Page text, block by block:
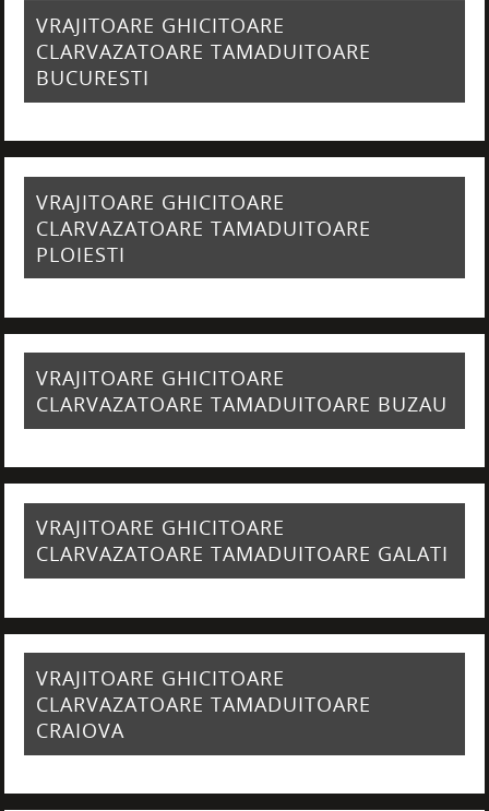
VRAJITOARE GHICITOARE
CLARVAZATOARE TAMADUITOARE
BUCURESTI
VRAJITOARE GHICITOARE
CLARVAZATOARE TAMADUITOARE
PLOIESTI
VRAJITOARE GHICITOARE
CLARVAZATOARE TAMADUITOARE BUZAU
VRAJITOARE GHICITOARE
CLARVAZATOARE TAMADUITOARE GALATI
VRAJITOARE GHICITOARE
CLARVAZATOARE TAMADUITOARE
CRAIOVA